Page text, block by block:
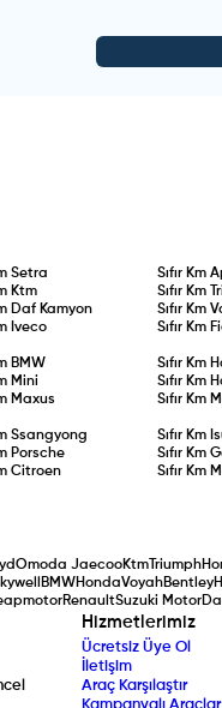
Setra Sıfır Km
Ktm Sıfır Km
Daf Kamyon Sıfır Km
Iveco Sıfır Km
BMW Sıfır Km
Mini Sıfır Km
Maxus Sıfır Km
Ssangyong Sıfır Km
Porsche Sıfır Km
Citroen Sıfır Km
Omoda JaecooKtmTriumph
BMWHondaVoyahBentley
RenaultSuzuki Motor
Hizmetlerimiz
Ücretsiz Üye Ol
İletişim
Araç Karşılaştır